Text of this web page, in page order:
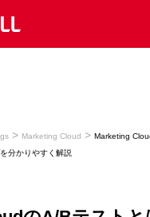
> Marketing Cloud > Marketing
分かりやすく解説